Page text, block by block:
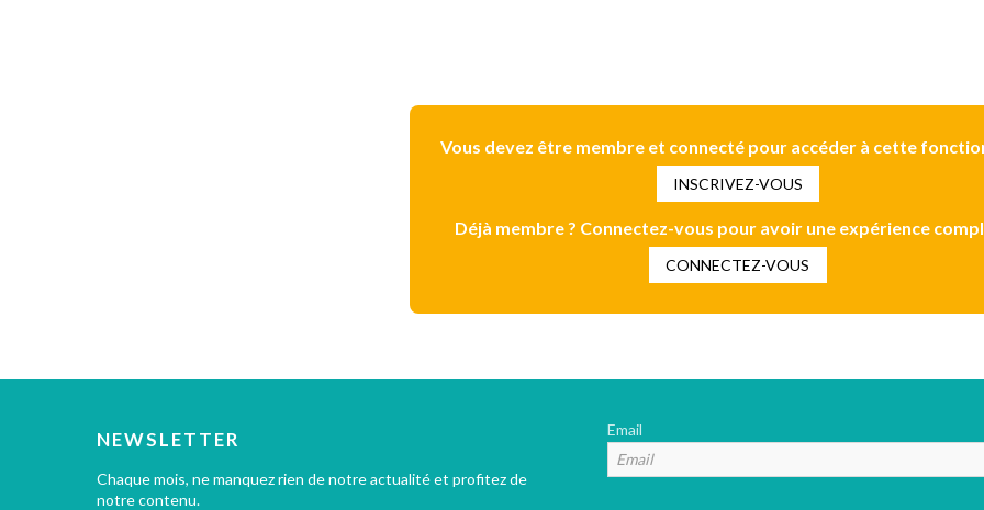
Vous devez être membre et connecté pour accéder à cette
INSCRIVEZ-VOUS
Déjà membre ? Connectez-vous pour avoir une expérience
CONNECTEZ-VOUS
NEWSLETTER
Chaque mois, ne manquez rien de notre actualité et profitez de
notre contenu.
Email